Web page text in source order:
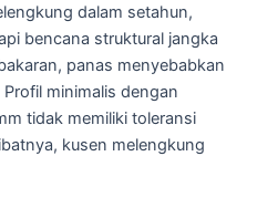
dalam setahun,
bencana struktural jangka
panas menyebabkan
minimalis dengan
tidak memiliki toleransi
kusen melengkung